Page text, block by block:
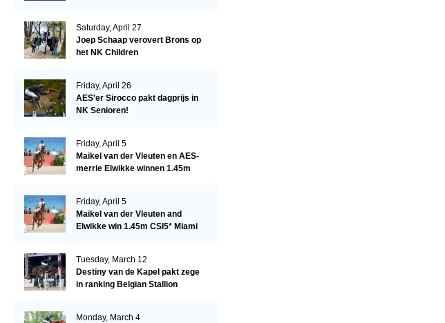
Saturday, April 27
Joep Schaap verovert Brons op
het NK Children
Friday, April 26
AES'er Sirocco pakt dagprijs in
NK Senioren!
Friday, April 5
Maikel van der Vleuten en AES-
merrie Elwikke winnen 1.45m
Friday, April 5
Maikel van der Vleuten and
Elwikke win 1.45m CSI5* Miami
Tuesday, March 12
Destiny van de Kapel pakt zege
in ranking Belgian Stallion
Monday, March 4